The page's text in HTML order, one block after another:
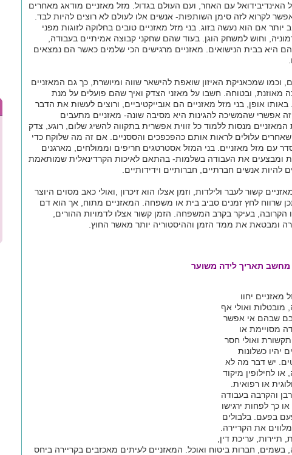
עם האחר, ועם העולם בגדול. מזל מאזניים מודאג מאחרים
לקרוא לזה סימן השותפות- אנשים אלו לעולם לא רוצים להיות לבד.
יותר אם הוא נעשה בזוג. בני מזל מאזניים טובים בחלוקה לזוגות מפני
וחוש למשחק הוגן. בעוד שהם שחקני קבוצה אמיתיים בעבודה,
היא בבית הנישואים. מאזניים מרגישים הכי שלמים כאשר הם נמצאים
וכמו שמכאניקת האיזון שואפת להישאר שווה ומיושרת, כך גם המאזניים
מאוזנת, ובטוחה. חשבו על מאזני הצדק ואיך שהם פועלים על מנת
באותו אופן, בני מזל מאזניים הם אובייקטיביים, ורוצים לעשות את הדבר
אפשרי שהמשיכה להגינות היא מסיבה שונה- מאזניים מתעבים
המאזניים מנסות ללמוד כל זווית אפשרית בתקווה להשיג שלום, רוגע, צדק
שאחרים עלולים לראות אותם כהפכפכים והססניים. אם זה מה שלוקח כדי
עם מזל מאזניים. בני המזל אסטרטגים חריפים וממולחים, מארגנים
ומבצעים את העבודה בשלמות- בהתאם לאיכות הקרדינאלית שמותאמת
אנשים חברתיים, חברותיים וידידותיים.
קשור לעבר ולילדות, וזמן אצלו הוא זיכרון ,ואולי כאב מסוים היוצר
שרווח לחץ זמנים סביב בית או משפחה. המאזניים מתוח, אך הוא דם
בעיקר בקרב המשפחה. הזמן קשור אצלו לדמויות ההורים,
ומבטאת את ממד הזמן וההיסטוריה יותר מאשר החוץ.
מחשב תאריך לידה משוער
מאזניים יחוו
מובטלות ואולי אף
שבהם אי אפשר
מסויימת או
ואולי חסר
יהיו כשלונות
יש דבר מה לא
או לחילופין מיקוד
או רפואית.
והקרבה בעבודה
כך לפחות ירגישו
בפעם. בלבולים
את הקריירה.
תיירות, עריכת דין,
בשמים, חברות ביטוח ואוכל. המאזניים לעיתים מאכזבים בקריירה ביחס